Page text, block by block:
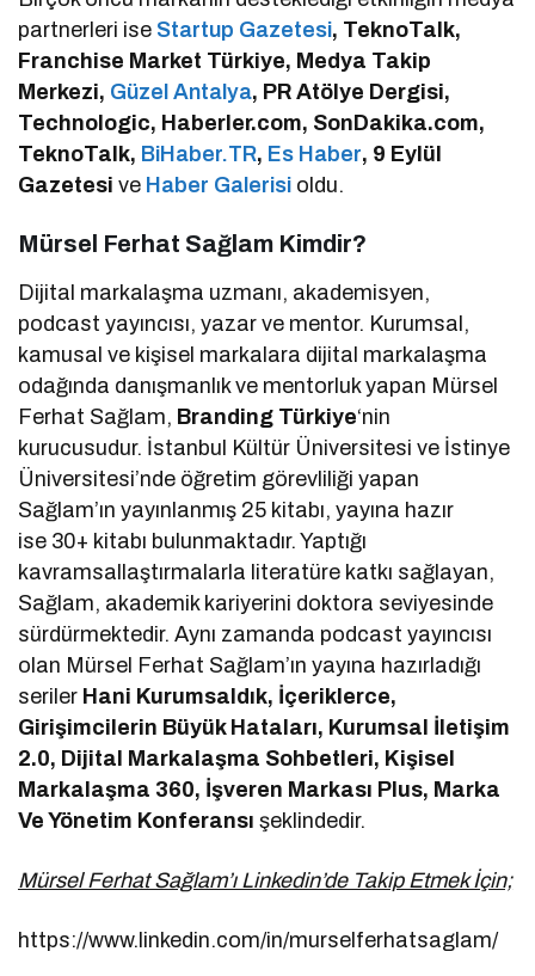
partnerleri ise Startup Gazetesi, TeknoTalk,
Franchise Market Türkiye, Medya Takip
Merkezi, Güzel Antalya, PR Atölye Dergisi,
Technologic, Haberler.com, SonDakika.com,
TeknoTalk, BiHaber.TR, Es Haber, 9 Eylül
Gazetesi ve Haber Galerisi oldu.
Mürsel Ferhat Sağlam Kimdir?
Dijital markalaşma uzmanı, akademisyen,
podcast yayıncısı, yazar ve mentor. Kurumsal,
kamusal ve kişisel markalara dijital markalaşma
odağında danışmanlık ve mentorluk yapan Mürsel
Ferhat Sağlam, Branding Türkiye‘nin
kurucusudur. İstanbul Kültür Üniversitesi ve İstinye
Üniversitesi’nde öğretim görevliliği yapan
Sağlam’ın yayınlanmış 25 kitabı, yayına hazır
ise 30+ kitabı bulunmaktadır. Yaptığı
kavramsallaştırmalarla literatüre katkı sağlayan,
Sağlam, akademik kariyerini doktora seviyesinde
sürdürmektedir. Aynı zamanda podcast yayıncısı
olan Mürsel Ferhat Sağlam’ın yayına hazırladığı
seriler Hani Kurumsaldık, İçeriklerce,
Girişimcilerin Büyük Hataları, Kurumsal İletişim
2.0, Dijital Markalaşma Sohbetleri, Kişisel
Markalaşma 360, İşveren Markası Plus, Marka
Ve Yönetim Konferansı şeklindedir.
Mürsel Ferhat Sağlam’ı Linkedin’de Takip Etmek İçin;
https://www.linkedin.com/in/murselferhatsaglam/